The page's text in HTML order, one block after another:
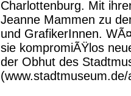
Charlottenburg. Mit
Jeanne Mammen zu
und GrafikerInnen.
sie kompromiÃŸlos
der Obhut des